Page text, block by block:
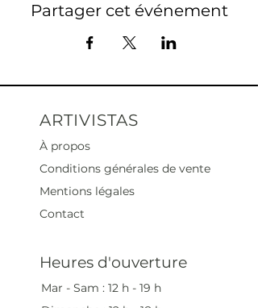
Partager cet événement
ARTIVISTAS
À propos
Conditions générales de vente
Mentions légales
Contact
Heures d'ouverture
Mar - Sam : 12 h - 19 h